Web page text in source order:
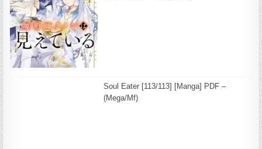
Soul Eater [113/113] [Manga] PDF –
(Mega/Mf)